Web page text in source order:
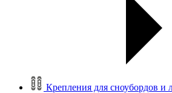
Крепления для сноубордов и